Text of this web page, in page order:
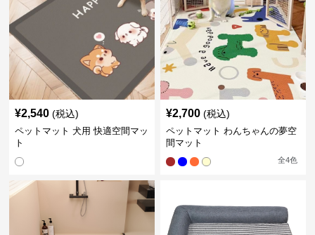
¥2,540 (税込)
ペットマット 犬用 快適空間マッ
ト
¥2,700 (税込)
ペットマット わんちゃんの夢空
間マット
全4色